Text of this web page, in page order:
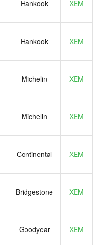
Hankook XEM
Hankook XEM
Michelin XEM
Michelin XEM
Continental XEM
Bridgestone XEM
Goodyear XEM